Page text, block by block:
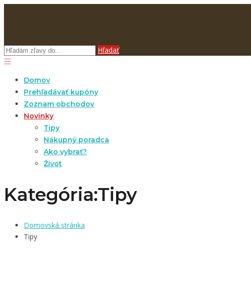
Hľadať
Domov
Prehľadávať kupóny
Zoznam obchodov
Novinky
Tipy
Nákupný poradca
Ako vybrať?
Život
Kategória:Tipy
Domovská stránka
Tipy